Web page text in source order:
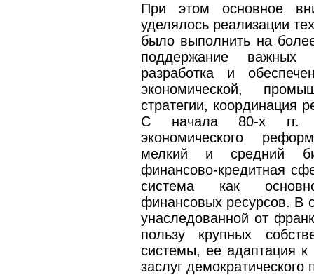
При этом основное
уделялось реализации
было выполнить на
поддержание важных
разработка и
экономической,
стратегии, координация
С начала 80-х гг.
экономического
мелкий и средний
финансово-кредитная
система как
финансовых ресурсов. В
унаследованной от
пользу крупных
системы, ее адаптация
заслуг